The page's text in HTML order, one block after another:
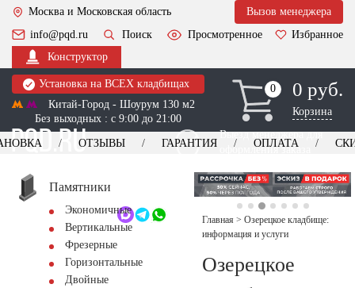
Москва и Московская область
Вызов менеджера
info@pqd.ru
Поиск Просмотренное
Избранное
Конструктор
Установка на ВСЕХ кладбищах
Китай-Город - Шоурум 130 м2
Без выходных : с 9:00 до 21:00
0
0 0 руб.
Корзина
Выезд менеджера для
оформления заказа
+7 (495) 518-44-23
Обратный звонок
ОТЗЫВЫ ГАРАНТИЯ ОПЛАТА
Памятники
Экономичные
Вертикальные
Фрезерные
Горизонтальные
Двойные
Главная > Озерецкое кладбище:
информация и услуги
Озерецкое